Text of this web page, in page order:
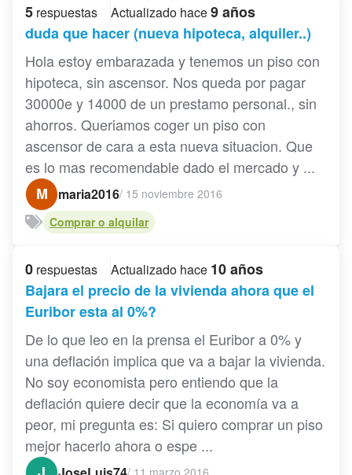
5 respuestas Actualizado hace9 años
duda que hacer (nueva hipoteca, alquiler..)
Hola estoy embarazada y tenemos un piso con
hipoteca, sin ascensor. Nos queda por pagar
30000e y 14000 de un prestamo personal., sin
ahorros. Queriamos coger un piso con
ascensor de cara a esta nueva situacion. Que
es lo mas recomendable dado el mercado y ...
M
maria2016/ 15 noviembre 2016
Comprar o alquilar
0 respuestas Actualizado hace 10 años
Bajara el precio de la vivienda ahora que el
Euribor esta al 0%?
De lo que leo en la prensa el Euribor a 0% y
una deflación implica que va a bajar la vivienda.
No soy economista pero entiendo que la
deflación quiere decir que la economía va a
peor, mi pregunta es: Si quiero comprar un piso
mejor hacerlo ahora o espe ...